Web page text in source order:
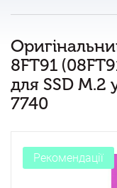
8FT91
для SSD M.2
7740
Рекомендації